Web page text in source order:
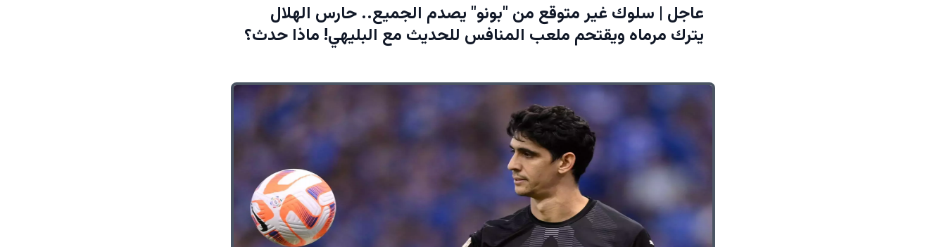
عاجل | سلوك غير متوقع من "بونو" يصدم الجميع.. حارس الهلال
يترك مرماه ويقتحم ملعب المنافس للحديث مع البليهي! ماذا حدث؟